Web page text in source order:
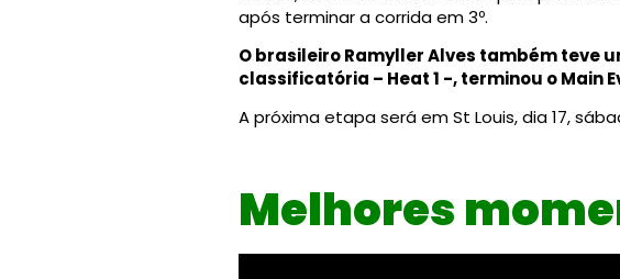
após terminar a corrida em 3º.
O brasileiro Ramyller Alves também teve
classificatória – Heat 1 -, terminou o Main
A próxima etapa será em St Louis, dia 17,
Melhores